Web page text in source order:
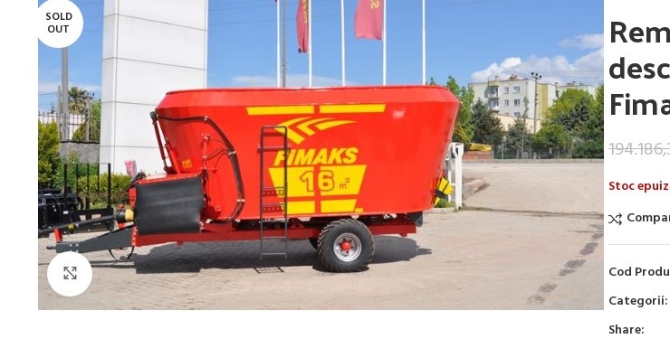
SOLD
OUT
Click to enlarge
Stoc
Cod
Categorii:
Share: